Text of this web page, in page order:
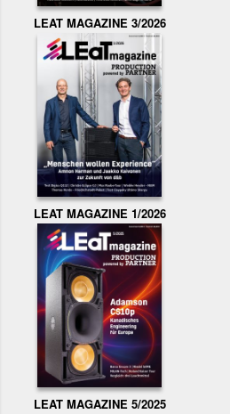
LEAT MAGAZINE 3/2026
LEAT MAGAZINE 1/2026
LEAT MAGAZINE 5/2025